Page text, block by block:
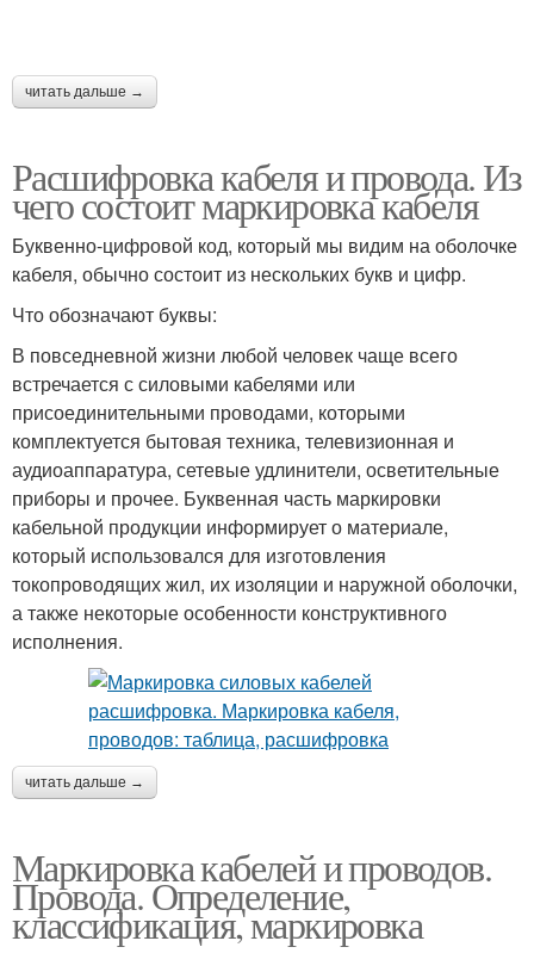
читать дальше →
Расшифровка кабеля и провода. Из
чего состоит маркировка кабеля
Буквенно-цифровой код, который мы видим на оболочке
кабеля, обычно состоит из нескольких букв и цифр.
Что обозначают буквы:
В повседневной жизни любой человек чаще всего
встречается с силовыми кабелями или
присоединительными проводами, которыми
комплектуется бытовая техника, телевизионная и
аудиоаппаратура, сетевые удлинители, осветительные
приборы и прочее. Буквенная часть маркировки
кабельной продукции информирует о материале,
который использовался для изготовления
токопроводящих жил, их изоляции и наружной оболочки,
а также некоторые особенности конструктивного
исполнения.
читать дальше →
Маркировка кабелей и проводов.
Провода. Определение,
классификация, маркировка